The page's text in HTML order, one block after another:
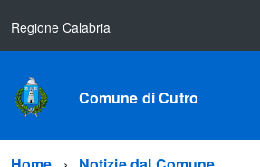
Regione Calabria
Comune di Cutro